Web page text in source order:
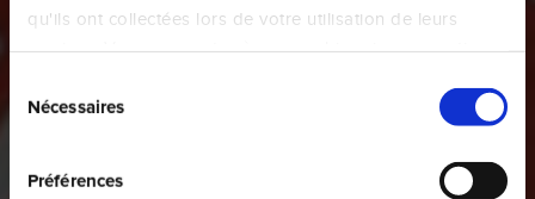
qu'ils ont collectées lors de votre utilisation de leurs
services. Vous consentez à nos cookies si vous continuez
duNécessaires
Préférences